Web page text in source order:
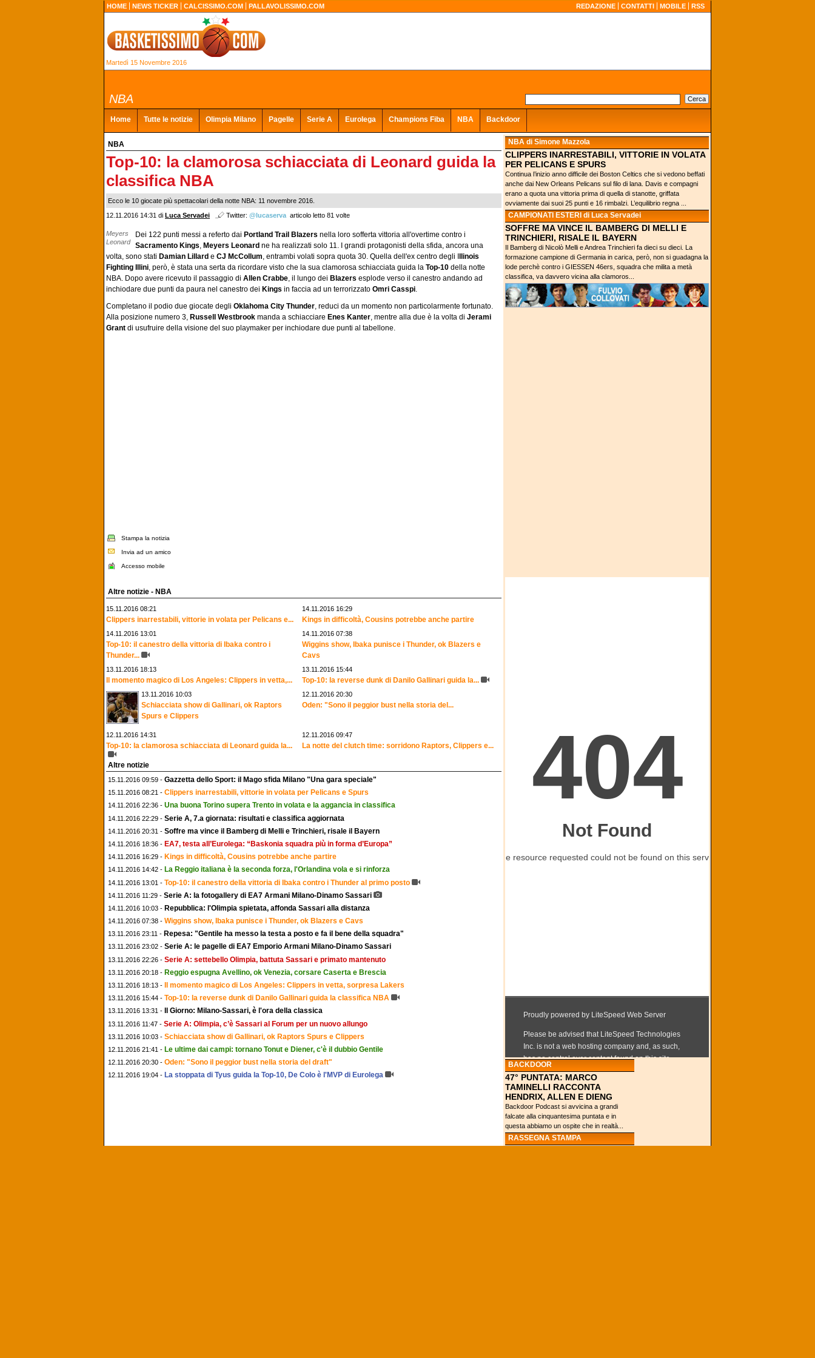
HOME NEWS TICKER CALCISSIMO.COM PALLAVOLISSIMO.COM REDAZIONE CONTATTI MOBILE RSS
Martedì 15 Novembre 2016
NBA
Home Tutte le notizie Olimpia Milano Pagelle Serie A Eurolega Champions Fiba NBA Backdoor
NBA
Top-10: la clamorosa schiacciata di Leonard guida la
classifica NBA
Ecco le 10 giocate più spettacolari della notte NBA: 11 novembre 2016.
12.11.2016 14:31 di Luca Servadei Twitter: @lucaserva articolo letto 81 volte
Meyers
Leonard
Dei 122 punti messi a referto dai Portland Trail Blazers nella loro sofferta vittoria all'overtime contro i
Sacramento Kings, Meyers Leonard ne ha realizzati solo 11. I grandi protagonisti della sfida, ancora una
volta, sono stati Damian Lillard e CJ McCollum, entrambi volati sopra quota 30. Quella dell'ex centro degli I
llinois
Fighting Illini, però, è stata una serta da ricordare visto che la sua clamorosa schiacciata guida la Top-10 della notte
NBA. Dopo avere ricevuto il passaggio di Allen Crabbe, il lungo dei Blazers esplode verso il canestro andando ad
inchiodare due punti da paura nel canestro dei Kings in faccia ad un terrorizzato Omri Casspi.
Completano il podio due giocate degli Oklahoma City Thunder, reduci da un momento non particolarmente fortunato.
Alla posizione numero 3, Russell Westbrook manda a schiacciare Enes Kanter, mentre alla due è la volta di Jerami
Grant di usufruire della visione del suo playmaker per inchiodare due punti al tabellone.
Stampa la notizia
Invia ad un amico
Accesso mobile
Altre notizie - NBA
15.11.2016 08:21
Clippers inarrestabili, vittorie in volata per Pelicans e...
14.11.2016 16:29
Kings in difficoltà, Cousins potrebbe anche partire
14.11.2016 13:01
Top-10: il canestro della vittoria di Ibaka contro i
Thunder...
14.11.2016 07:38
Wiggins show, Ibaka punisce i Thunder, ok Blazers e
Cavs
13.11.2016 18:13
Il momento magico di Los Angeles: Clippers in vetta,...
13.11.2016 15:44
Top-10: la reverse dunk di Danilo Gallinari guida la...
13.11.2016 10:03
Schiacciata show di Gallinari, ok Raptors
Spurs e Clippers
12.11.2016 20:30
Oden: "Sono il peggior bust nella storia del...
12.11.2016 14:31
Top-10: la clamorosa schiacciata di Leonard guida la...
12.11.2016 09:47
La notte del clutch time: sorridono Raptors, Clippers e...
Altre notizie
15.11.2016 09:59 - Gazzetta dello Sport: il Mago sfida Milano "Una gara speciale"
15.11.2016 08:21 - Clippers inarrestabili, vittorie in volata per Pelicans e Spurs
14.11.2016 22:36 - Una buona Torino supera Trento in volata e la aggancia in classifica
14.11.2016 22:29 - Serie A, 7.a giornata: risultati e classifica aggiornata
14.11.2016 20:31 - Soffre ma vince il Bamberg di Melli e Trinchieri, risale il Bayern
14.11.2016 18:36 - EA7, testa all’Eurolega: “Baskonia squadra più in forma d’Europa”
14.11.2016 16:29 - Kings in difficoltà, Cousins potrebbe anche partire
14.11.2016 14:42 - La Reggio italiana è la seconda forza, l'Orlandina vola e si rinforza
14.11.2016 13:01 - Top-10: il canestro della vittoria di Ibaka contro i Thunder al primo posto
14.11.2016 11:29 - Serie A: la fotogallery di EA7 Armani Milano-Dinamo Sassari
14.11.2016 10:03 - Repubblica: l'Olimpia spietata, affonda Sassari alla distanza
14.11.2016 07:38 - Wiggins show, Ibaka punisce i Thunder, ok Blazers e Cavs
13.11.2016 23:11 - Repesa: "Gentile ha messo la testa a posto e fa il bene della squadra"
13.11.2016 23:02 - Serie A: le pagelle di EA7 Emporio Armani Milano-Dinamo Sassari
13.11.2016 22:26 - Serie A: settebello Olimpia, battuta Sassari e primato mantenuto
13.11.2016 20:18 - Reggio espugna Avellino, ok Venezia, corsare Caserta e Brescia
13.11.2016 18:13 - Il momento magico di Los Angeles: Clippers in vetta, sorpresa Lakers
13.11.2016 15:44 - Top-10: la reverse dunk di Danilo Gallinari guida la classifica NBA
13.11.2016 13:31 - Il Giorno: Milano-Sassari, è l'ora della classica
13.11.2016 11:47 - Serie A: Olimpia, c’è Sassari al Forum per un nuovo allungo
13.11.2016 10:03 - Schiacciata show di Gallinari, ok Raptors Spurs e Clippers
12.11.2016 21:41 - Le ultime dai campi: tornano Tonut e Diener, c'è il dubbio Gentile
12.11.2016 20:30 - Oden: "Sono il peggior bust nella storia del draft"
12.11.2016 19:04 - La stoppata di Tyus guida la Top-10, De Colo è l'MVP di Eurolega
NBA di Simone Mazzola
CLIPPERS INARRESTABILI, VITTORIE IN VOLATA
PER PELICANS E SPURS
Continua l’inizio anno difficile dei Boston Celtics che si vedono beffati
anche dai New Orleans Pelicans sul filo di lana. Davis e compagni
erano a quota una vittoria prima di quella di stanotte, griffata
ovviamente dai suoi 25 punti e 16 rimbalzi. L’equilibrio regna ...
CAMPIONATI ESTERI di Luca Servadei
SOFFRE MA VINCE IL BAMBERG DI MELLI E
TRINCHIERI, RISALE IL BAYERN
Il Bamberg di Nicolò Melli e Andrea Trinchieri fa dieci su dieci. La
formazione campione di Germania in carica, però, non si guadagna la
lode perchè contro i GIESSEN 46ers, squadra che milita a metà
classifica, va davvero vicina alla clamoros...
BACKDOOR
47° PUNTATA: MARCO
TAMINELLI RACCONTA
HENDRIX, ALLEN E DIENG
Backdoor Podcast si avvicina a grandi
falcate alla cinquantesima puntata e in
questa abbiamo un ospite che in realtà...
RASSEGNA STAMPA